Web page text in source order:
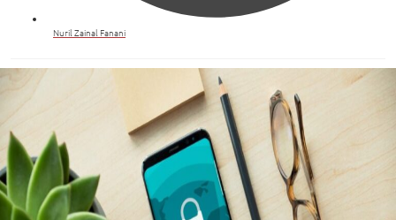
Nuril Zainal Fanani